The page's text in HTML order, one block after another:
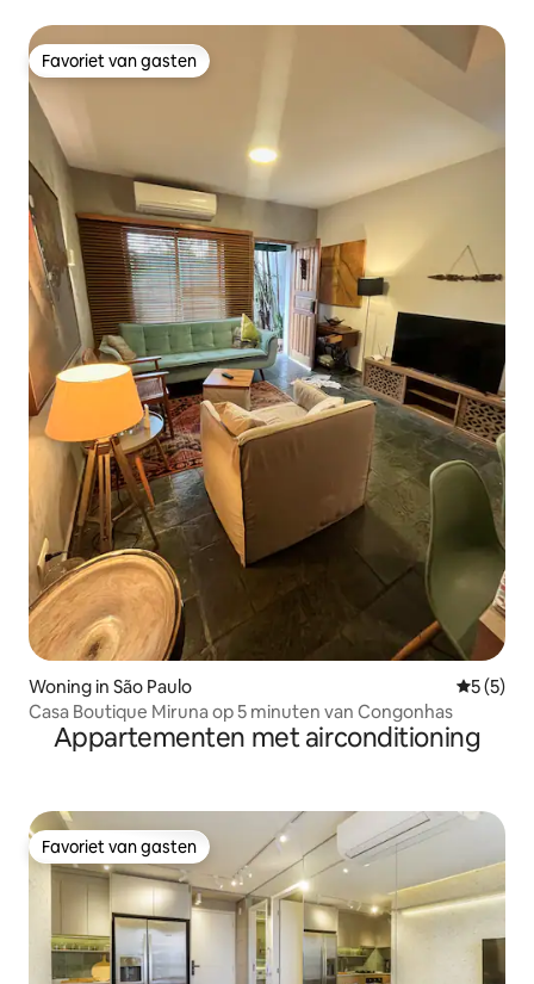
Favoriet van gasten
Favoriet van gasten
Woning in São Paulo
5 (5)
Casa Boutique Miruna op 5 minuten van Congonhas
Appartementen met airconditioning
Favoriet van gasten
Favoriet van gasten